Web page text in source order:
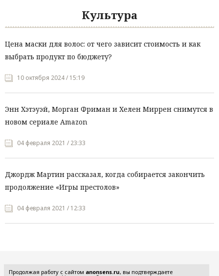
Культура
Цена маски для волос: от чего зависит стоимость и как
выбрать продукт по бюджету?
10 октября 2024 / 15:19
Энн Хэтэуэй, Морган Фриман и Хелен Миррен снимутся в
новом сериале Amazon
04 февраля 2021 / 23:33
Джордж Мартин рассказал, когда собирается закончить
продолжение «Игры престолов»
04 февраля 2021 / 12:33
Продолжая работу с сайтом anonsens.ru, вы подтверждаете